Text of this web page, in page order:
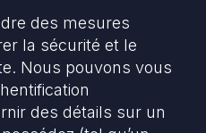
des mesures
la sécurité et le
Nous pouvons vous
des détails sur un